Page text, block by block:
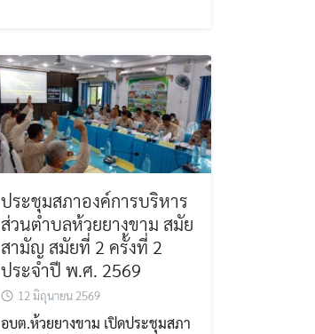
ประชุมสภาองค์การบริหาร
ส่วนตำบลห้วยยางขาม สมัย
สามัญ สมัยที่ 2 ครั้งที่ 2
ประจำปี พ.ศ. 2569
12 มิถุนายน 2569
อบต.ห้วยยางขาม เปิดประชุมสภา